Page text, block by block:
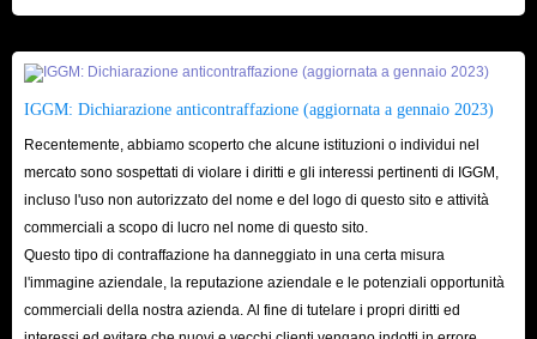
partecipare alle gare, completare le sfide, vendere veicoli tramite la Casa
d'Aste o utilizzare i Punti Abilità. Per massimizzare i guadagni, si consiglia
di concentrarsi sulle gare di lunga distanza, sfruttare i bonus VIP per
incrementare le ricompense e dedicarsi al commercio di veicoli,
acquistando a basso prezzo e rivendendo a un prezzo superiore all'interno
della Casa d'Aste.
Forza Horizon 6 direttamente da IGGM; ciò offre ai giocatori la libertà di
acquisire potenti auto da corsa, componenti di potenziamento ad alte
prestazioni, rari oggetti estetici e svariate altre risorse per arricchire la
IGGM: Dichiarazione anticontraffazione (aggiornata a gennaio 2023)
Recentemente, abbiamo scoperto che alcune istituzioni o individui nel
mercato sono sospettati di violare i diritti e gli interessi pertinenti di IGGM,
incluso l'uso non autorizzato del nome e del logo di questo sito e attività
commerciali a scopo di lucro nel nome di questo sito.
Questo tipo di contraffazione ha danneggiato in una certa misura
l'immagine aziendale, la reputazione aziendale e le potenziali opportunità
commerciali della nostra azienda. Al fine di tutelare i propri diritti ed